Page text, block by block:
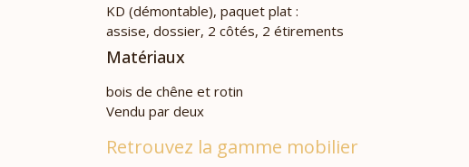
KD (démontable), paquet plat :
assise, dossier, 2 côtés, 2 étirements
Matériaux
bois de chêne et rotin
Vendu par deux
Retrouvez la gamme mobilier